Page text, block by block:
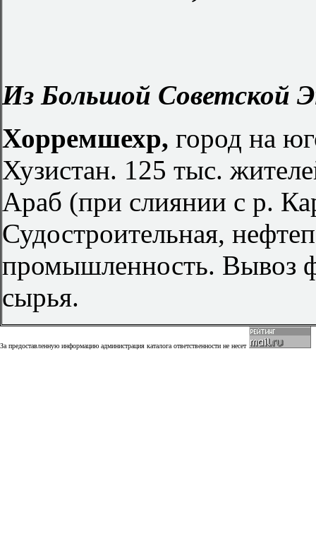
Из Большой Советской
Хорремшехр, город на
Хузистан. 125 тыс.
Араб (при слиянии с р.
Судостроительная,
промышленность. Вывоз
сырья.
За предоставленную информацию администрация каталога ответственности не несет